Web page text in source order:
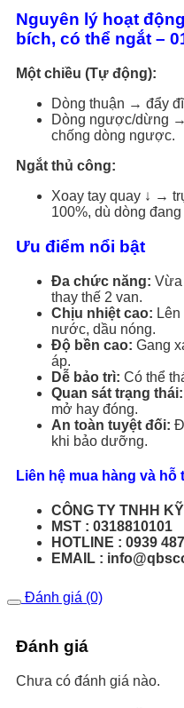
Nguyên lý hoạt
bích, có thể ngắt –
Một chiều (Tự động):
Dòng thuận → đẩy
Dòng ngược/dừng
chống dòng ngược.
Ngắt thủ công:
Xoay tay quay ↓ →
100%, dù dòng đang
Ưu điểm nổi bật
Đa chức năng: Vừa
thay thế 2 van.
Chịu nhiệt cao:
nước, dầu nóng.
Độ bền cao: Gang
áp.
Dễ bảo trì: Có thể
Quan sát trạng thái:
mở hay đóng.
An toàn tuyệt đối:
khi bảo dưỡng.
Liên hệ mua hàng và
CÔNG TY TNHH
MST : 0318810101
HOTLINE : 0939
EMAIL :
Đánh giá (0)
Đánh giá
Chưa có đánh giá nào.